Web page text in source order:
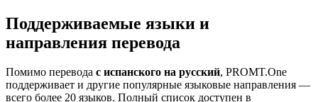
Поддерживаемые языки и
направления перевода
Помимо перевода с испанского на русский, PROMT.One
поддерживает и другие популярные языковые направления —
всего более 20 языков. Полный список доступен в